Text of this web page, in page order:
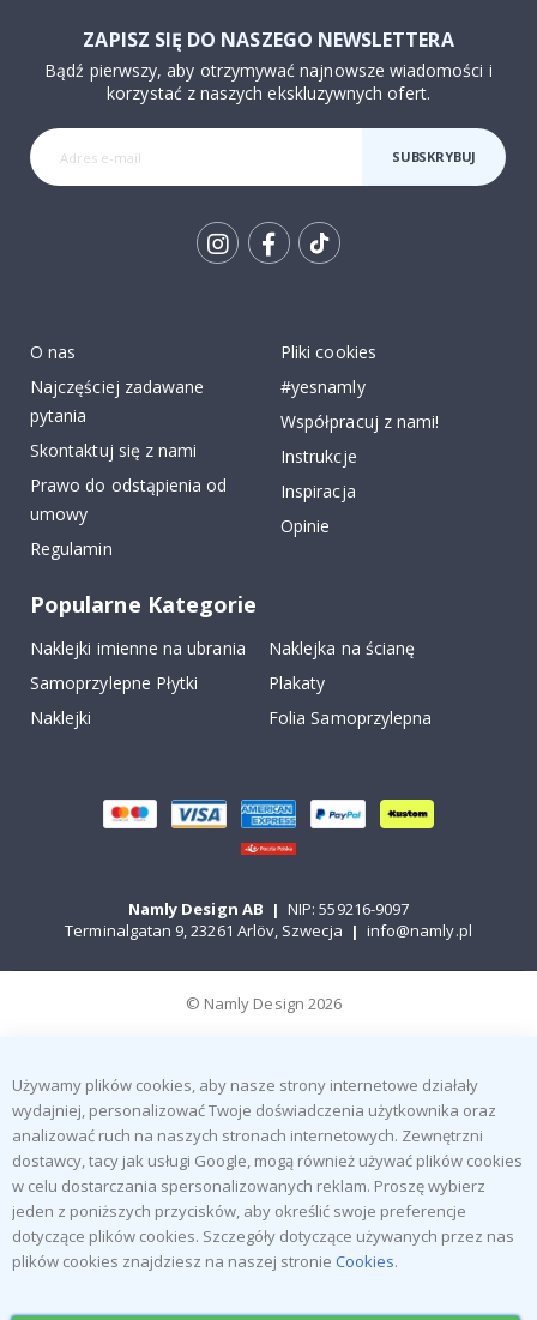
ZAPISZ SIĘ DO NASZEGO NEWSLETTERA
Bądź pierwszy, aby otrzymywać najnowsze wiadomości i
korzystać z naszych ekskluzywnych ofert.
SUBSKRYBUJ
O nas
Najczęściej zadawane
pytania
Skontaktuj się z nami
Prawo do odstąpienia od
umowy
Regulamin
Pliki cookies
#yesnamly
Współpracuj z nami!
Instrukcje
Inspiracja
Opinie
Popularne Kategorie
Naklejki imienne na ubrania
Naklejka na ścianę
Samoprzylepne Płytki
Plakaty
Naklejki
Folia Samoprzylepna
Namly Design AB | NIP: 559216-9097
Terminalgatan 9, 23261 Arlöv, Szwecja | info@namly.pl
© Namly Design 2026
Używamy plików cookies, aby nasze strony internetowe działały
wydajniej, personalizować Twoje doświadczenia użytkownika oraz
analizować ruch na naszych stronach internetowych. Zewnętrzni
dostawcy, tacy jak usługi Google, mogą również używać plików cookies
w celu dostarczania spersonalizowanych reklam. Proszę wybierz
jeden z poniższych przycisków, aby określić swoje preferencje
dotyczące plików cookies. Szczegóły dotyczące używanych przez nas
plików cookies znajdziesz na naszej stronie Cookies.